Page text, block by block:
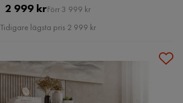
Pris
2 999 krOriginal
Pris
Förr 3 999 kr
Tidigare lägsta pris 2 999 kr